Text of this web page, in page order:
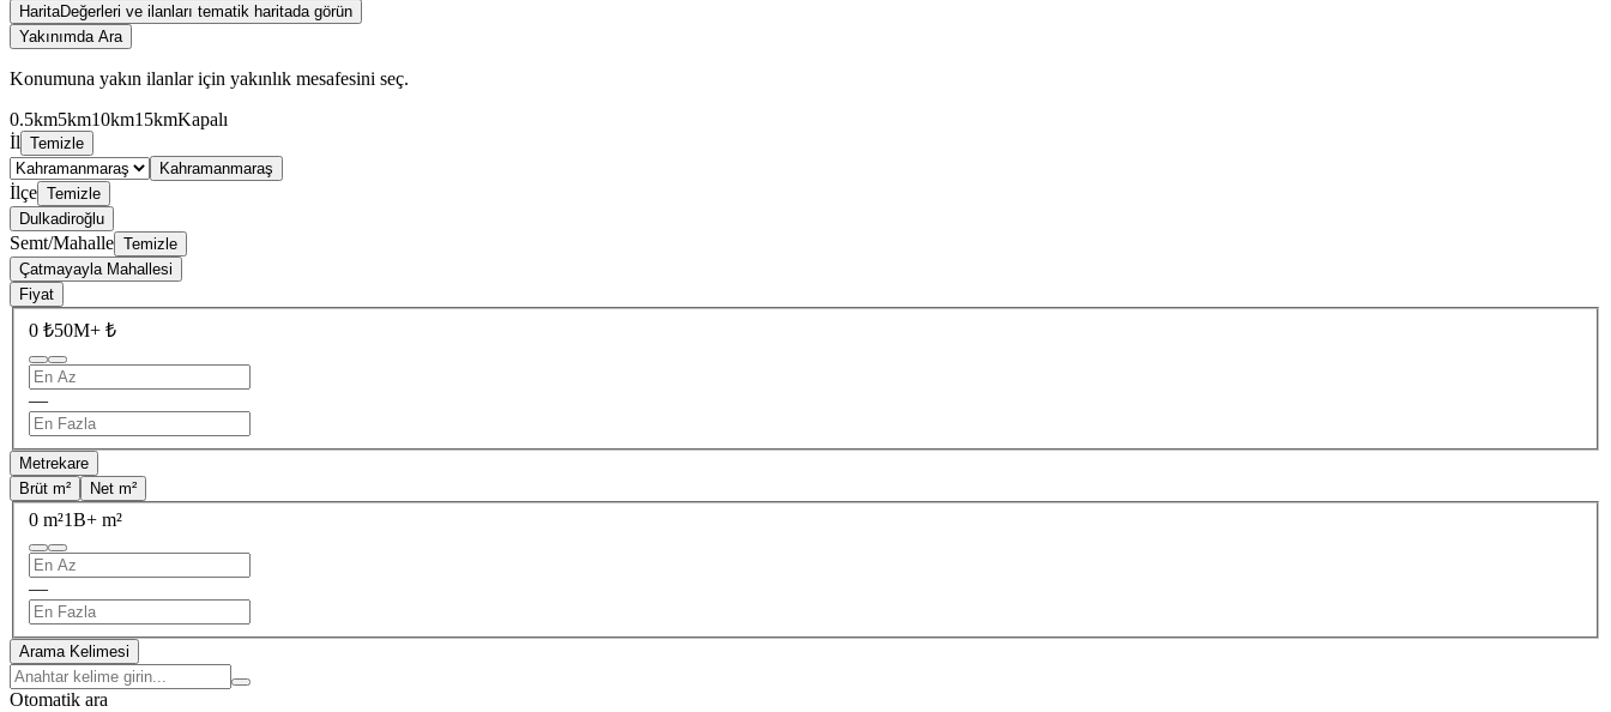
HaritaDeğerleri ve ilanları tematik haritada görün
Yakınımda Ara
Konumuna yakın ilanlar için yakınlık mesafesini seç.
0.5km5km10km15kmKapalı
İl Temizle
Kahramanmaraş
İlçe Temizle
Dulkadiroğlu
Semt/Mahalle Temizle
Çatmayayla Mahallesi
Fiyat
0 ₺50M+ ₺
—
Metrekare
Brüt m²
Net m²
0 m²1B+ m²
—
Arama Kelimesi
Otomatik ara